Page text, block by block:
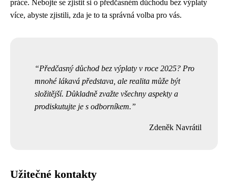
práce. Nebojte se zjistit si o předčasném důchodu bez výplaty
více, abyste zjistili, zda je to ta správná volba pro vás.
Předčasný důchod bez výplaty v roce 2025? Pro
mnohé lákavá představa, ale realita může být
složitější. Důkladně zvažte všechny aspekty a
prodiskutujte je s odborníkem.
Zdeněk Navrátil
Užitečné kontakty